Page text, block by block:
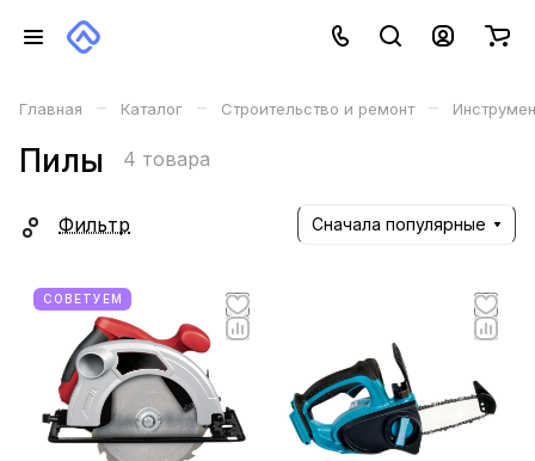
Главная – Каталог – Строительство и ремонт –
Пилы 4 товара
Фильтр Сначала популярные
СОВЕТУЕМ